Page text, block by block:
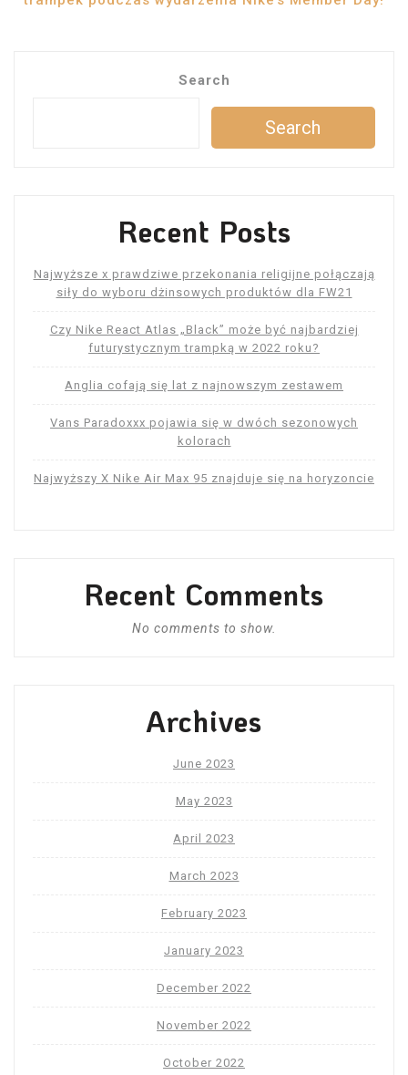
Search
Search
Recent Posts
Najwyższe x prawdziwe przekonania religijne połączają
siły do ​​wyboru dżinsowych produktów dla FW21
Czy Nike React Atlas „Black” może być najbardziej
futurystycznym trampką w 2022 roku?
Anglia cofają się lat z najnowszym zestawem
Vans Paradoxxx pojawia się w dwóch sezonowych
kolorach
Najwyższy X Nike Air Max 95 znajduje się na horyzoncie
Recent Comments
No comments to show.
Archives
June 2023
May 2023
April 2023
March 2023
February 2023
January 2023
December 2022
November 2022
October 2022